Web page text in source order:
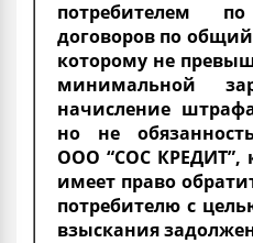
потребителем
договоров по
которому не
минимальной
начисление
но не
ООО “СОС КРЕДИТ”,
имеет право
потребителю с
взыскания